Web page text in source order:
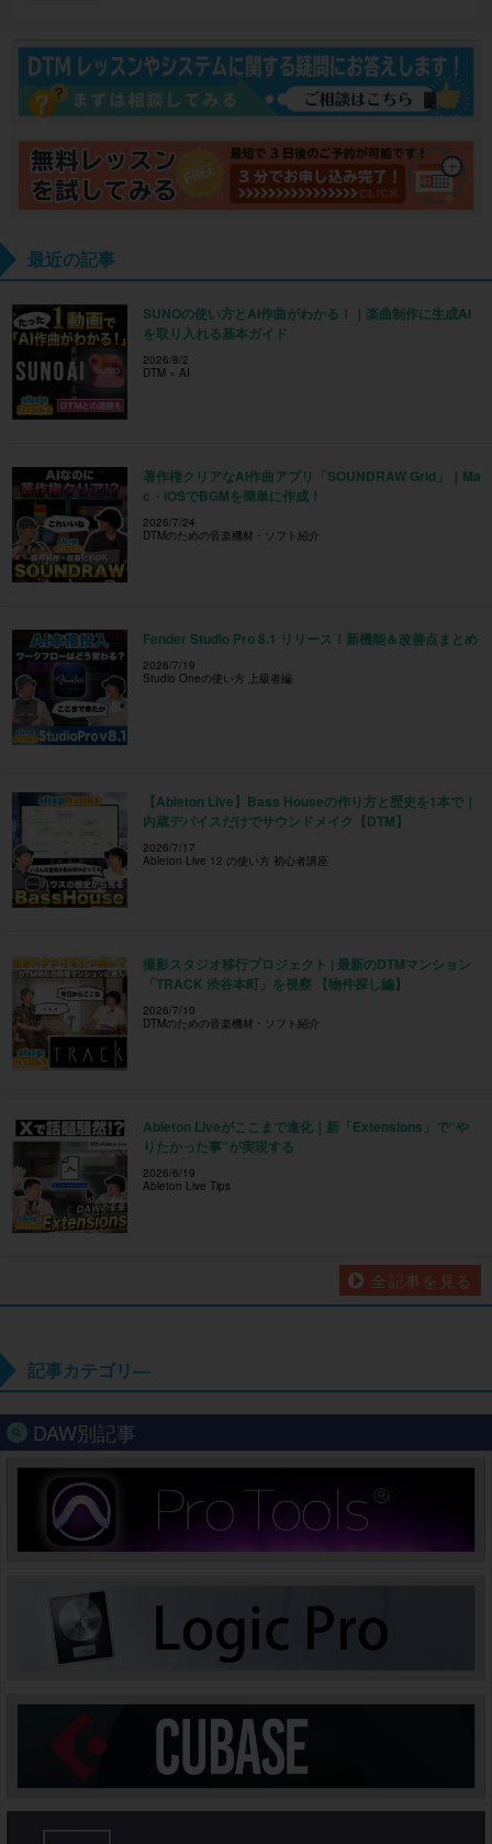
最近の記事
SUNOの使い方とAI作曲がわかる！｜楽曲制作に生成AI
を取り入れる基本ガイド
2026/8/2
DTM × AI
著作権クリアなAI作曲アプリ「SOUNDRAW Grid」｜Ma
c・iOSでBGMを簡単に作成！
2026/7/24
DTMのための音楽機材・ソフト紹介
Fender Studio Pro 8.1 リリース！新機能＆改善点まとめ
2026/7/19
Studio Oneの使い方 上級者編
【Ableton Live】Bass Houseの作り方と歴史を1本で｜
内蔵デバイスだけでサウンドメイク【DTM】
2026/7/17
Ableton Live 12 の使い方 初心者講座
撮影スタジオ移行プロジェクト | 最新のDTMマンション
「TRACK 渋谷本町」を視察 【物件探し編】
2026/7/10
DTMのための音楽機材・ソフト紹介
Ableton Liveがここまで進化｜新「Extensions」で“や
りたかった事”が実現する
2026/6/19
Ableton Live Tips
全記事を見る
記事カテゴリ―
DAW別記事